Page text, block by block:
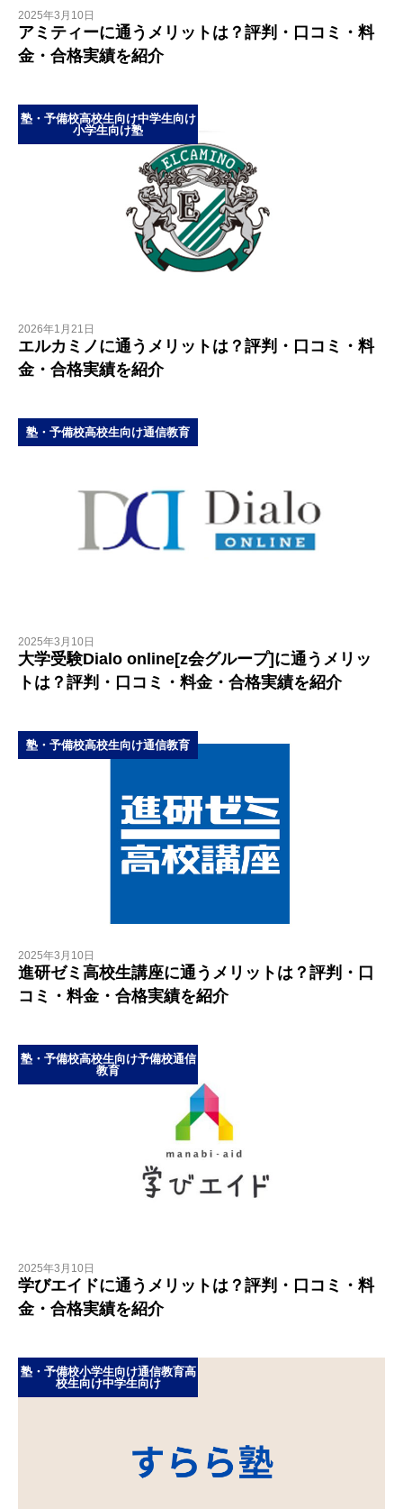
2025年3月10日
アミティーに通うメリットは？評判・口コミ・料
金・合格実績を紹介
塾・予備校高校生向け中学生向け
小学生向け塾
2026年1月21日
エルカミノに通うメリットは？評判・口コミ・料
金・合格実績を紹介
塾・予備校高校生向け通信教育
2025年3月10日
大学受験Dialo online[z会グループ]に通うメリッ
トは？評判・口コミ・料金・合格実績を紹介
塾・予備校高校生向け通信教育
2025年3月10日
進研ゼミ高校生講座に通うメリットは？評判・口
コミ・料金・合格実績を紹介
塾・予備校高校生向け予備校通信
教育
2025年3月10日
学びエイドに通うメリットは？評判・口コミ・料
金・合格実績を紹介
塾・予備校小学生向け通信教育高
校生向け中学生向け